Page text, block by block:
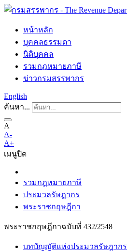
หน้าหลัก
บุคคลธรรมดา
นิติบุคคล
รวมกฎหมายภาษี
ข่าวกรมสรรพากร
English
ค้นหา...
A
A-
A+
เมนูปิด
รวมกฎหมายภาษี
ประมวลรัษฎากร
พระราชกฤษฎีกา
พระราชกฤษฎีกาฉบับที่ 432/2548
บทบัญญัติแห่งประมวลรัษฎากร